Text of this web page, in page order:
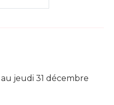
jeudi 31 décembre